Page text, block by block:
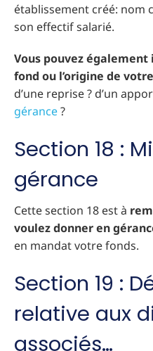
établissement créé: nom
son effectif salarié.
Vous pouvez
fond ou l’origine de
d’une reprise ? d’un
gérance?
Section 18 :
gérance
Cette section 18 est à
voulez donner en
en mandat votre fonds.
Section 19 :
relative aux
associés…